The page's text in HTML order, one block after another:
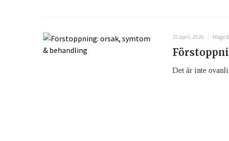
15 april, 2026 Mage
Det är inte